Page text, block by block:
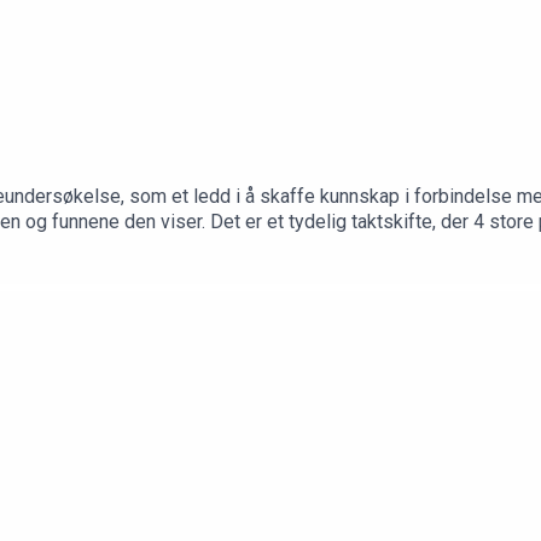
som et ledd i å skaffe kunnskap i forbindelse
og funnene den viser. Det er et tydelig taktskifte, der 4
og rettigheter, økonomiske ordninger og bli hørt så
finner du her.Regjeringens Pårørendestrategi